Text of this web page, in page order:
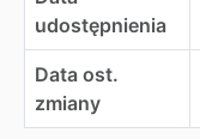
udostępnienia
Data ost.
zmiany